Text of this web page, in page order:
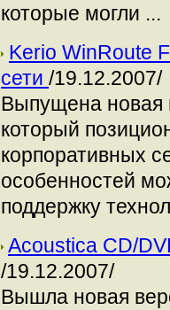
которые могли ...
Kerio WinRoute
сети /19.12.2007/
Выпущена новая
который
корпоративных
особенностей
поддержку
Acoustica CD/
/19.12.2007/
Вышла новая